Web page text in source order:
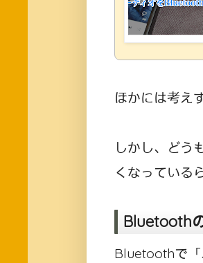
ほかには考え
しかし、どう
くなっている
Bluetooth
Bluetoothで「